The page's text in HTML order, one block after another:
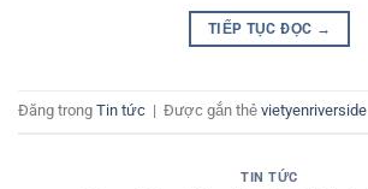
TIẾP TỤC ĐỌC →
Đăng trong Tin tức | Được gắn thẻ vietyenriverside
TIN TỨC